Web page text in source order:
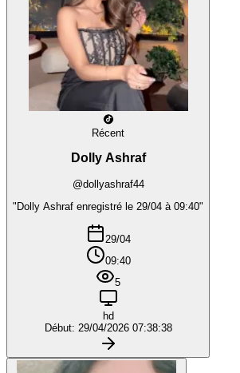
Récent
Dolly Ashraf
@dollyashraf44
"Dolly Ashraf enregistré le 29/04 à 09:40"
29/04
09:40
5
hd
Début: 29/04/2026 07:38:38